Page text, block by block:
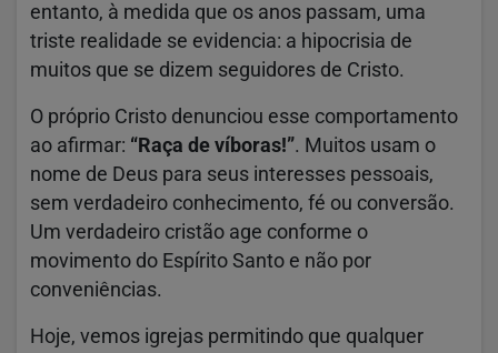
entanto, à medida que os anos passam, uma
triste realidade se evidencia: a hipocrisia de
muitos que se dizem seguidores de Cristo.
O próprio Cristo denunciou esse comportamento
ao afirmar: “Raça de víboras!”. Muitos usam o
nome de Deus para seus interesses pessoais,
sem verdadeiro conhecimento, fé ou conversão.
Um verdadeiro cristão age conforme o
movimento do Espírito Santo e não por
conveniências.
Hoje, vemos igrejas permitindo que qualquer